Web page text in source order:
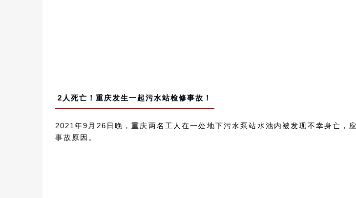
2人死亡！重庆发生一起污水站检修事故！
2021年9月26日晚，重庆两名工人在一处地下污水泵站水池内被发现不幸身亡，
事故原因。